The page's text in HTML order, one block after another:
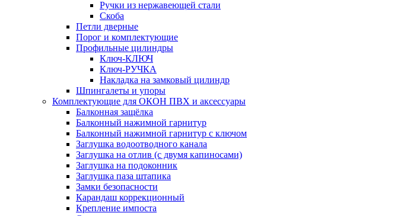
Ручки из нержавеющей стали
Скоба
Петли дверные
Порог и комплектующие
Профильные цилиндры
Ключ-КЛЮЧ
Ключ-РУЧКА
Накладка на замковый цилиндр
Шпингалеты и упоры
Комплектующие для ОКОН ПВХ и аксессуары
Балконная защёлка
Балконный нажимной гарнитур
Балконный нажимной гарнитур с ключом
Заглушка водоотводного канала
Заглушка на отлив (с двумя капиносами)
Заглушка на подоконник
Заглушка паза штапика
Замки безопасности
Карандаш коррекционный
Крепление импоста